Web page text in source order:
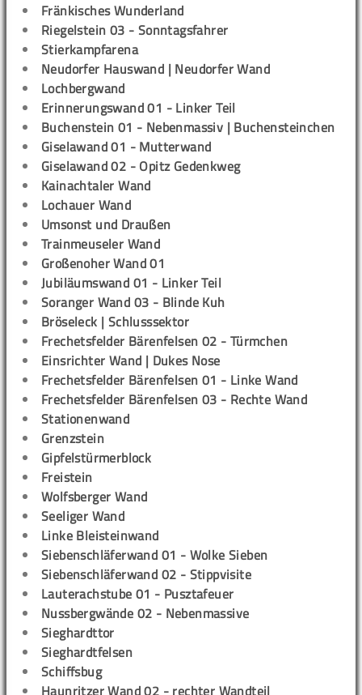
Fränkisches Wunderland
Riegelstein 03 - Sonntagsfahrer
Stierkampfarena
Neudorfer Hauswand | Neudorfer Wand
Lochbergwand
Erinnerungswand 01 - Linker Teil
Buchenstein 01 - Nebenmassiv | Buchensteinchen
Giselawand 01 - Mutterwand
Giselawand 02 - Opitz Gedenkweg
Kainachtaler Wand
Lochauer Wand
Umsonst und Draußen
Trainmeuseler Wand
Großenoher Wand 01
Jubiläumswand 01 - Linker Teil
Soranger Wand 03 - Blinde Kuh
Bröseleck | Schlusssektor
Frechetsfelder Bärenfelsen 02 - Türmchen
Einsrichter Wand | Dukes Nose
Frechetsfelder Bärenfelsen 01 - Linke Wand
Frechetsfelder Bärenfelsen 03 - Rechte Wand
Stationenwand
Grenzstein
Gipfelstürmerblock
Freistein
Wolfsberger Wand
Seeliger Wand
Linke Bleisteinwand
Siebenschläferwand 01 - Wolke Sieben
Siebenschläferwand 02 - Stippvisite
Lauterachstube 01 - Pusztafeuer
Nussbergwände 02 - Nebenmassive
Sieghardttor
Sieghardtfelsen
Schiffsbug
Haunritzer Wand 02 - rechter Wandteil